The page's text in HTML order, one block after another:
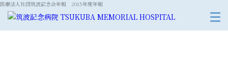
医療法人社団筑波記念会年報 2015年度年報